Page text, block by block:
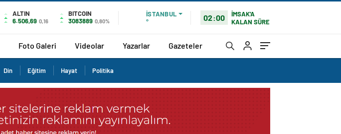
ALTIN
6.506,69 0,16
BITCOIN
3083889 0,80%
İSTANBUL
°
02:00
İMSAK'A
KALAN SÜRE
Foto Galeri Videolar Yazarlar Gazeteler
Din Eğitim Hayat Politika